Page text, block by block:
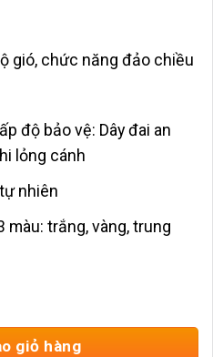
gió, chức năng đảo chiều
độ bảo vệ: Dây đai an
lỏng cánh
nhiên
màu: trắng, vàng, trung
ABS Giả Gỗ HD-1123 số lượng
giỏ hàng